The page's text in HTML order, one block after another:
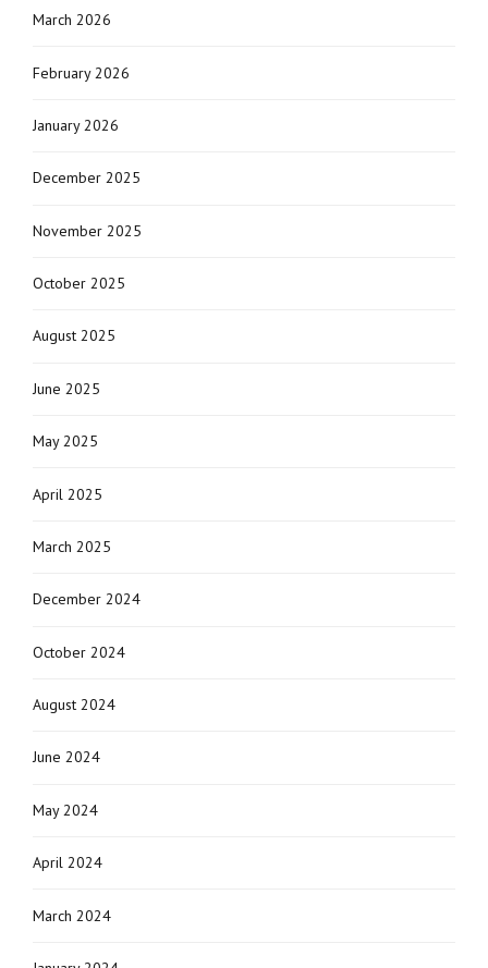
March 2026
February 2026
January 2026
December 2025
November 2025
October 2025
August 2025
June 2025
May 2025
April 2025
March 2025
December 2024
October 2024
August 2024
June 2024
May 2024
April 2024
March 2024